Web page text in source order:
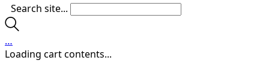
Search site...
…
Loading cart contents...